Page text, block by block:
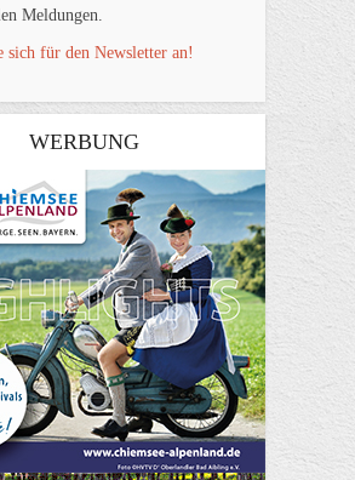
Meldungen.
sich für den Newsletter an!
WERBUNG